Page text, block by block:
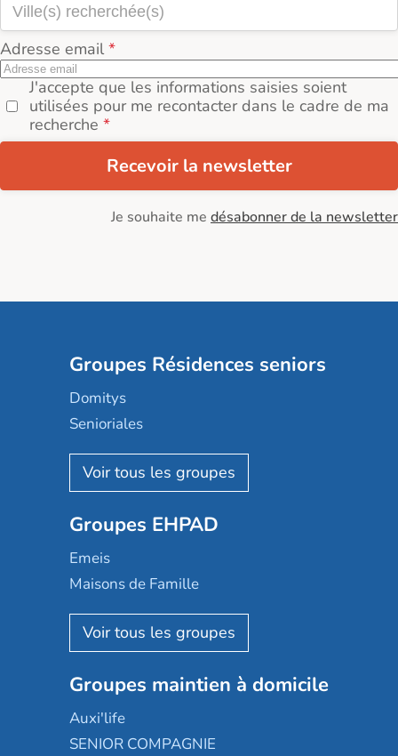
Adresse email
J'accepte que les informations saisies soient
utilisées pour me recontacter dans le cadre de ma
recherche
Recevoir la newsletter
Je souhaite me désabonner de la newsletter
Groupes Résidences seniors
Domitys
Senioriales
Nohée
Les Résidentiels
Mobicap
Domusvi
Happy Senior
Aquarelia
Nexity edenea
Les jardins d'Arcadie
Occitalia
Appartseniors
Groupes EHPAD
Emeis
Maisons de Famille
Korian
Emera
Groupe SOS
Le Noble Âge
Almage
Groupes maintien à domicile
Auxi'life
SENIOR COMPAGNIE